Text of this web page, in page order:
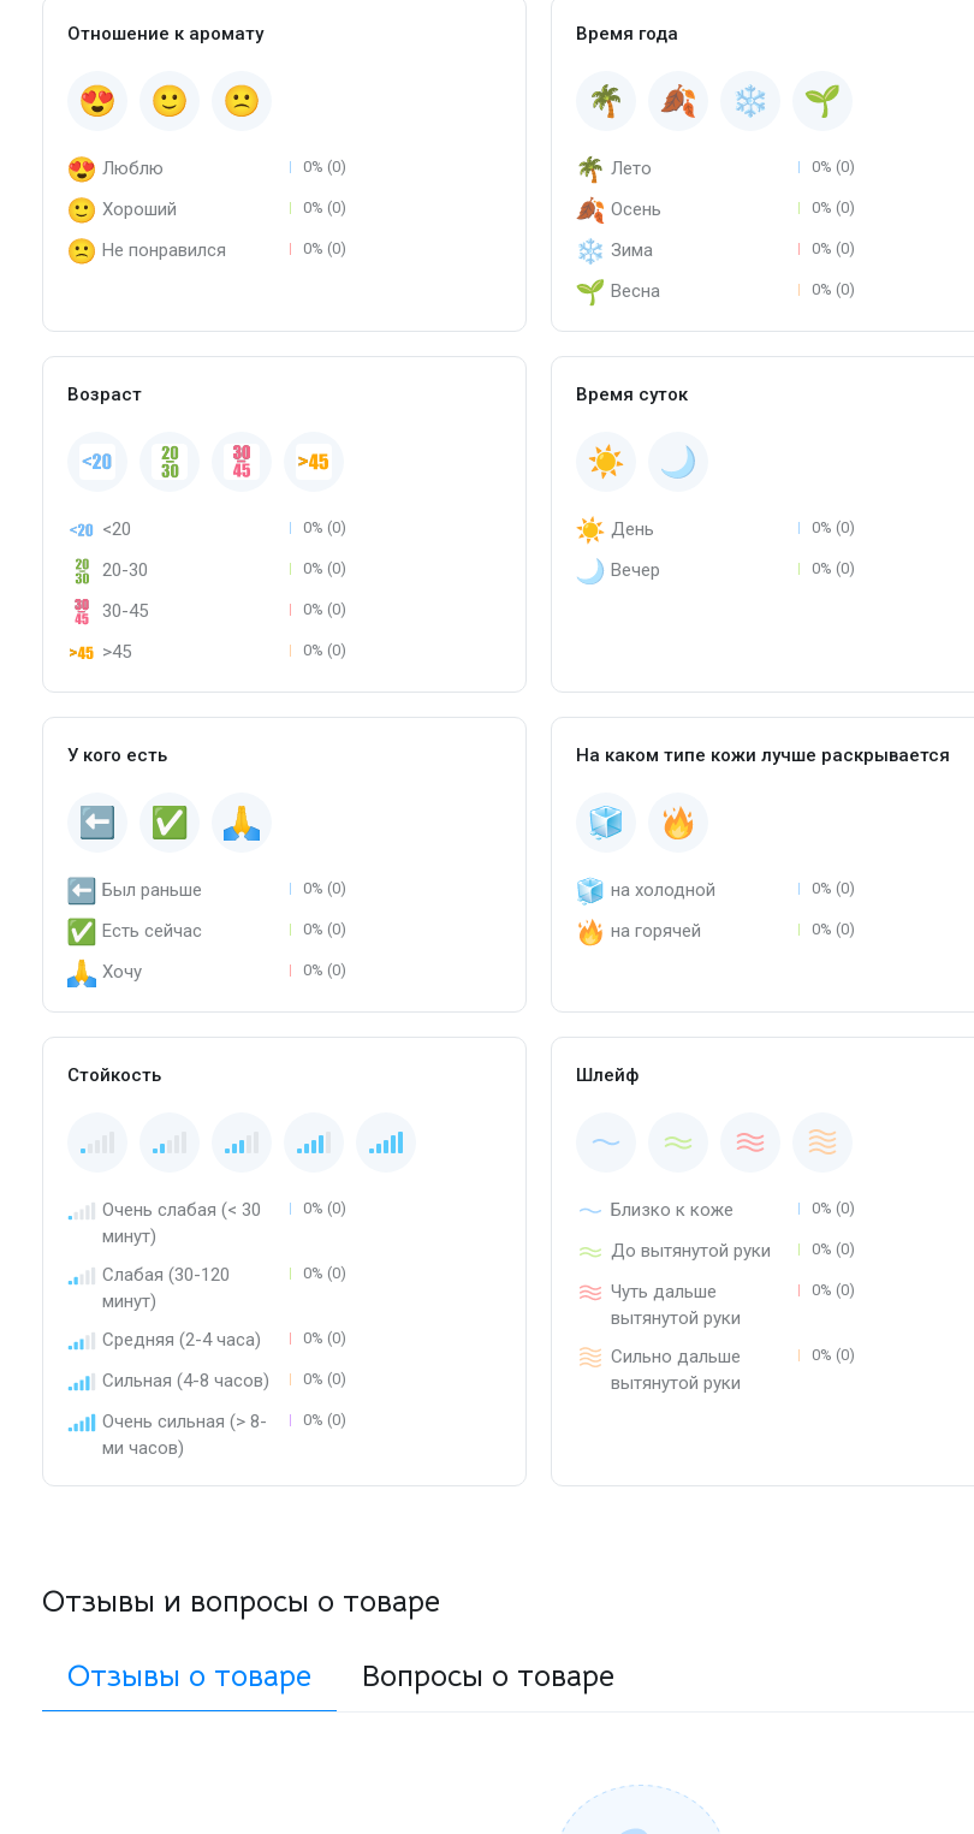
Отношение к аромату
Люблю 0% (0)
Хороший 0% (0)
Не понравился 0% (0)
Время года
Лето 0% (0)
Осень 0% (0)
Зима 0% (0)
Весна 0% (0)
Возраст
<20 0% (0)
20-30 0% (0)
30-45 0% (0)
>45 0% (0)
Время суток
День 0% (0)
Вечер 0% (0)
У кого есть
Был раньше 0% (0)
Есть сейчас 0% (0)
Хочу 0% (0)
На каком типе кожи лучше раскрывается
на холодной 0% (0)
на горячей 0% (0)
Стойкость
Очень слабая (< 30
минут)
0% (0)
Слабая (30-120
минут)
0% (0)
Средняя (2-4 часа) 0% (0)
Сильная (4-8 часов) 0% (0)
Очень сильная (> 8-
ми часов)
0% (0)
Шлейф
Близко к коже 0% (0)
До вытянутой руки 0% (0)
Чуть дальше
вытянутой руки
0% (0)
Сильно дальше
вытянутой руки
0% (0)
Отзывы и вопросы о товаре
Отзывы о товаре
Вопросы о товаре